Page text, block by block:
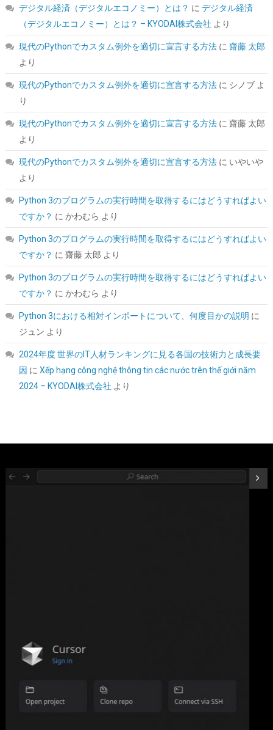
ORICO M.2 NVMe SSD 外付けケース USB 3.2 Gen2 10Gbps高速
データ転送 NVMe/PCIE 対応2230/2242/2260/2280 SSD ケース
M2 SSD 外付けケース 8TB容量に対応 UASPサポート ABS+アルミ
材質 黑 M2PV-BK
こちら)
玄人志向 電源ユニット 850W ATX 電源 80 PLUS ゴールド PC電源
フルプラグイン KRPW-GS850W/90+
54217) GBP 48.49
詳細はこ
Samsung 990 PRO 1TB PCIe Gen 4.0 x4 (最大転送速度 7,450MB/
デジタル経済（デジタルエコノミー）とは？ に デジタル経済
（デジタルエコノミー）とは？ – KYODAI株式会社 より
現代のPythonでカスタム例外を適切に宣言する方法に 齋藤 太郎
より
現代のPythonでカスタム例外を適切に宣言する方法に シノブよ
り
現代のPythonでカスタム例外を適切に宣言する方法に 齋藤 太郎
より
現代のPythonでカスタム例外を適切に宣言する方法に いやいや
より
Python 3のプログラムの実行時間を取得するにはどうすればよい
ですか？ に かわむら より
Python 3のプログラムの実行時間を取得するにはどうすればよい
ですか？ に 齋藤 太郎 より
Python 3のプログラムの実行時間を取得するにはどうすればよい
ですか？ に かわむら より
Python 3における相対インポートについて、何度目かの説明 に
ジュン より
2024年度 世界のIT人材ランキングに見る各国の技術力と成長要
因 に Xếp hạng công nghệ thông tin các nước trên thế giới năm
2024 – KYODAI株式会社 より